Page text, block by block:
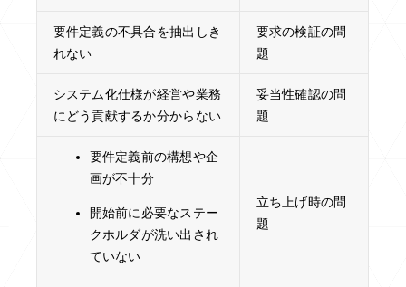
要件定義の不具合を抽出しき
れない
要求の検証の問
題
システム化仕様が経営や業務
にどう貢献するか分からない
妥当性確認の問
題
要件定義前の構想や企
画が不十分
開始前に必要なステー
クホルダが洗い出され
ていない
立ち上げ時の問
題